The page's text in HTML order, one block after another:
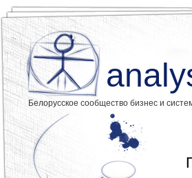
Белорусское сообщество бизнес и